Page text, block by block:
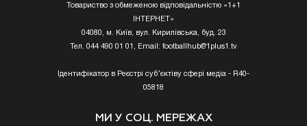
Товариство з обмеженою відповідальністю «1+1
ІНТЕРНЕТ»
04080, м. Київ, вул. Кирилівська, буд. 23
Тел. 044 490 01 01, Email: footballhub@1plus1.tv
Ідентифікатор в Реєстрі суб’єктіву сфері медіа - R40-
05818
МИ У СОЦ. МЕРЕЖАХ